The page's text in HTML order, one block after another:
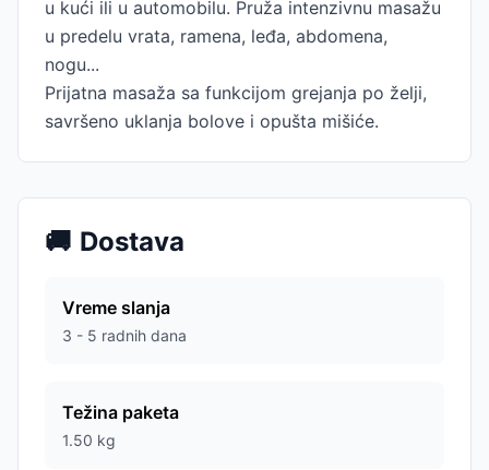
u kući ili u automobilu. Pruža intenzivnu masažu
u predelu vrata, ramena, leđa, abdomena,
nogu...
Prijatna masaža sa funkcijom grejanja po želji,
savršeno uklanja bolove i opušta mišiće.
🚚 Dostava
Vreme slanja
3 - 5 radnih dana
Težina paketa
1.50 kg